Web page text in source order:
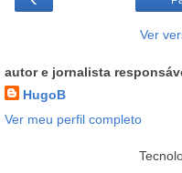
Ver
autor e jornalista
HugoB
Ver meu perfil completo